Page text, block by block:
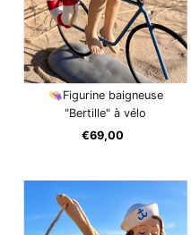
👒Figurine baigneuse
"Bertille" à vélo
Prix
€69,00